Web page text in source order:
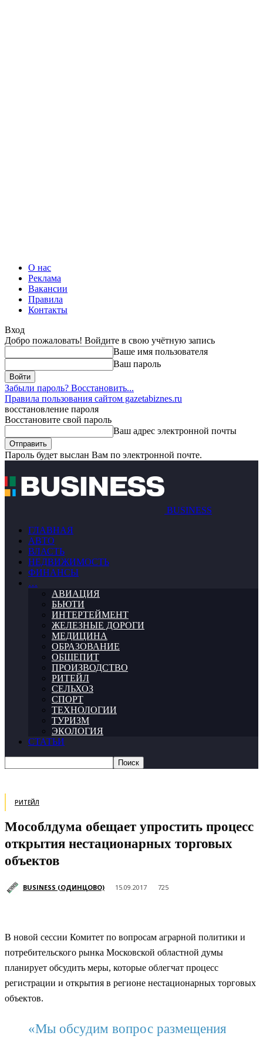
О нас
Реклама
Вакансии
Правила
Контакты
Вход
Добро пожаловать! Войдите в свою учётную запись
Ваше имя пользователя
Ваш пароль
Забыли пароль? Восстановить...
Правила пользования сайтом gazetabiznes.ru
восстановление пароля
Восстановите свой пароль
Ваш адрес электронной почты
Пароль будет выслан Вам по электронной почте.
BUSINESS
ГЛАВНАЯ
АВТО
ВЛАСТЬ
НЕДВИЖИМОСТЬ
ФИНАНСЫ
…
АВИАЦИЯ
БЬЮТИ
ИНТЕРТЕЙМЕНТ
ЖЕЛЕЗНЫЕ ДОРОГИ
МЕДИЦИНА
ОБРАЗОВАНИЕ
ОБЩЕПИТ
ПРОИЗВОДСТВО
РИТЕЙЛ
СЕЛЬХОЗ
СПОРТ
ТЕХНОЛОГИИ
ТУРИЗМ
ЭКОЛОГИЯ
СТАТЬИ
РИТЕЙЛ
Мособлдума обещает упростить процесс
открытия нестационарных торговых
объектов
BUSINESS (ОДИНЦОВО) 15.09.2017 725
В новой сессии Комитет по вопросам аграрной политики и
потребительского рынка Московской областной думы
планирует обсудить меры, которые облегчат процесс
регистрации и открытия в регионе нестационарных торговых
объектов.
«Мы обсудим вопрос размещения